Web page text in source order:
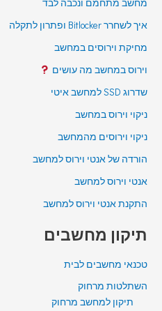
מחשב מתחמם ונכבה לבד
איך לשחרר Bitlocker ופתרון לתקלה
מחיקת וירוסים במחשב
וירוס במחשב מה עושים
שדרוג SSD למחשב איטי
ניקוי וירוס במחשב
ניקוי וירוסים מהמחשב
הורדה של אנטי וירוס למחשב
אנטי וירוס למחשב
התקנת אנטי וירוס למחשב
תיקון מחשבים
טכנאי מחשבים לבית
השתלטות מרחוק
תיקון למחשב מרחוק